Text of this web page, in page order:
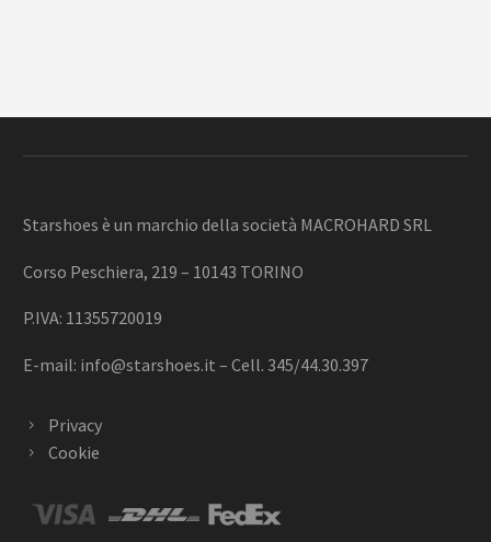
Starshoes è un marchio della società MACROHARD SRL
Corso Peschiera, 219 – 10143 TORINO
P.IVA: 11355720019
E-mail: info@starshoes.it – Cell. 345/44.30.397
Privacy
Cookie